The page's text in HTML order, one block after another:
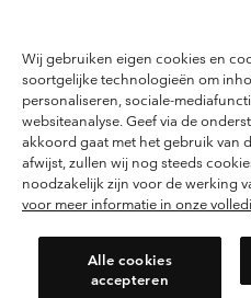
Gebruiksvoorwaarden
Privacybeleid
Gebruiksvoorwaarden
Voorwaarden voor door gebruikers
Cookies
Public CBCR
Wij gebruiken eigen cookies en
soortgelijke technologieën om
personaliseren, sociale-
websiteanalyse. Geef via de
akkoord gaat met het gebruik van
afwijst, zullen wij nog steeds
noodzakelijk zijn voor de werking
voor meer informatie in onze
Alle cookies
accepteren
Selecteer je
Online
United States
Netherlands-English
Netherlands-Dutch